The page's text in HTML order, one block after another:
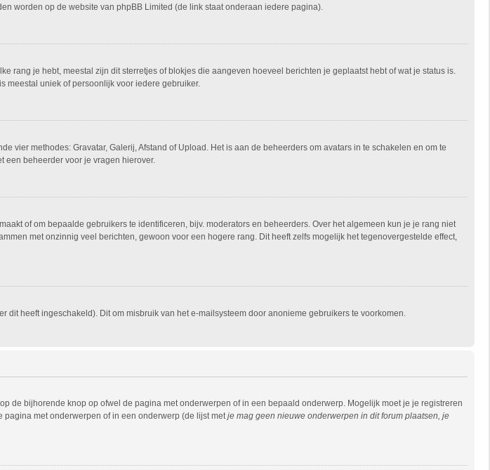
worden op de website van phpBB Limited (de link staat onderaan iedere pagina).
rang je hebt, meestal zijn dit sterretjes of blokjes die aangeven hoeveel berichten je geplaatst hebt of wat je status is.
meestal uniek of persoonlijk voor iedere gebruiker.
vier methodes: Gravatar, Galerij, Afstand of Upload. Het is aan de beheerders om avatars in te schakelen en om te
een beheerder voor je vragen hierover.
of om bepaalde gebruikers te identificeren, bijv. moderators en beheerders. Over het algemeen kun je je rang niet
met onzinnig veel berichten, gewoon voor een hogere rang. Dit heeft zelfs mogelijk het tegenovergestelde effect,
heeft ingeschakeld). Dit om misbruik van het e-mailsysteem door anonieme gebruikers te voorkomen.
de bijhorende knop op ofwel de pagina met onderwerpen of in een bepaald onderwerp. Mogelijk moet je je registreren
met onderwerpen of in een onderwerp (de lijst metje mag geen nieuwe onderwerpen in dit forum plaatsen, je